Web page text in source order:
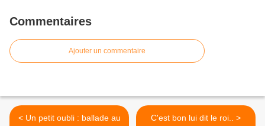
Commentaires
Ajouter un commentaire
< Un petit oubli : ballade au
C'est bon lui dit le roi.. >